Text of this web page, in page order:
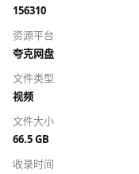
156310
资源平台
夸克网盘
文件类型
视频
文件大小
66.5 GB
收录时间